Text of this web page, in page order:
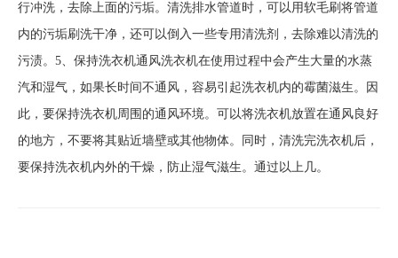
行冲洗，去除上面的污垢。清洗排水管道时，可以用软毛刷将管道
内的污垢刷洗干净，还可以倒入一些专用清洗剂，去除难以清洗的
污渍。5、保持洗衣机通风洗衣机在使用过程中会产生大量的水蒸
汽和湿气，如果长时间不通风，容易引起洗衣机内的霉菌滋生。因
此，要保持洗衣机周围的通风环境。可以将洗衣机放置在通风良好
的地方，不要将其贴近墙壁或其他物体。同时，清洗完洗衣机后，
要保持洗衣机内外的干燥，防止湿气滋生。通过以上几。